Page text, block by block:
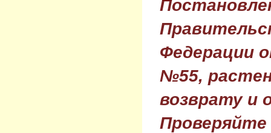
Федерации
№55,
возврату и
Проверяйте